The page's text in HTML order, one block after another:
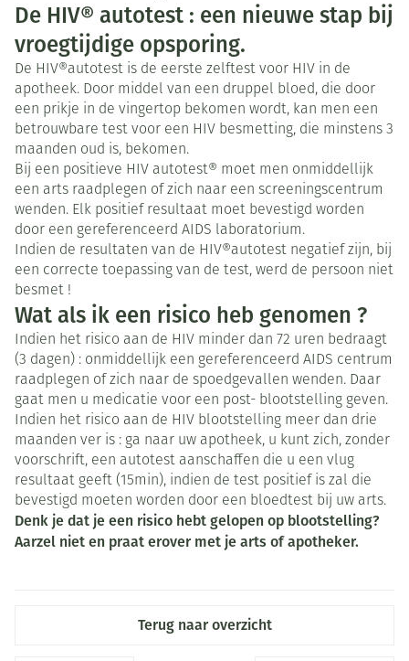
De HIV® autotest : een nieuwe stap bij
vroegtijdige opsporing.
De HIV®autotest is de eerste zelftest voor HIV in de
apotheek. Door middel van een druppel bloed, die door
een prikje in de vingertop bekomen wordt, kan men een
betrouwbare test voor een HIV besmetting, die minstens 3
maanden oud is, bekomen.
Bij een positieve HIV autotest® moet men onmiddellijk
een arts raadplegen of zich naar een screeningscentrum
wenden. Elk positief resultaat moet bevestigd worden
door een gereferenceerd AIDS laboratorium.
Indien de resultaten van de HIV®autotest negatief zijn, bij
een correcte toepassing van de test, werd de persoon niet
besmet !
Wat als ik een risico heb genomen ?
Indien het risico aan de HIV minder dan 72 uren bedraagt
(3 dagen) : onmiddellijk een gereferenceerd AIDS centrum
raadplegen of zich naar de spoedgevallen wenden. Daar
gaat men u medicatie voor een post- blootstelling geven.
Indien het risico aan de HIV blootstelling meer dan drie
maanden ver is : ga naar uw apotheek, u kunt zich, zonder
voorschrift, een autotest aanschaffen die u een vlug
resultaat geeft (15min), indien de test positief is zal die
bevestigd moeten worden door een bloedtest bij uw arts.
Denk je dat je een risico hebt gelopen op blootstelling?
Aarzel niet en praat erover met je arts of apotheker.
Terug naar overzicht